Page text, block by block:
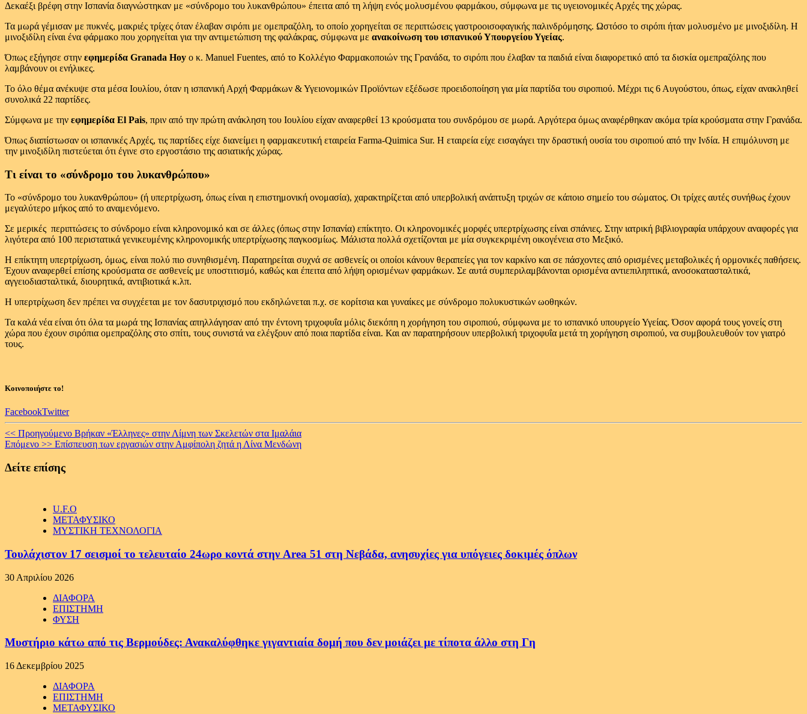
Δεκαέξι βρέφη στην Ισπανία διαγνώστηκαν με «σύνδρομο του λυκανθρώπου» έπειτα από τη λήψη ενός μολυσμένου φαρμάκου, σύμφωνα με τις υγειονομικές Αρχές της χώρας.
Τα μωρά γέμισαν με πυκνές, μακριές τρίχες όταν έλαβαν σιρόπι με ομεπραζόλη, το οποίο χορηγείται σε περιπτώσεις γαστροοισοφαγικής παλινδρόμησης. Ωστόσο το σιρόπι ήταν μολυσμένο με μινοξιδίλη. Η
μινοξιδίλη είναι ένα φάρμακο που χορηγείται για την αντιμετώπιση της φαλάκρας, σύμφωνα με ανακοίνωση του ισπανικού Υπουργείου Υγείας.
Όπως εξήγησε στην εφημερίδα Granada Hoy ο κ. Manuel Fuentes, από το Κολλέγιο Φαρμακοποιών της Γρανάδα, το σιρόπι που έλαβαν τα παιδιά είναι διαφορετικό από τα δισκία ομεπραζόλης που
λαμβάνουν οι ενήλικες.
Το όλο θέμα ανέκυψε στα μέσα Ιουλίου, όταν η ισπανική Αρχή Φαρμάκων & Υγειονομικών Προϊόντων εξέδωσε προειδοποίηση για μία παρτίδα του σιροπιού. Μέχρι τις 6 Αυγούστου, όπως, είχαν ανακληθεί
συνολικά 22 παρτίδες.
Σύμφωνα με την εφημερίδα El Pais, πριν από την πρώτη ανάκληση του Ιουλίου είχαν αναφερθεί 13 κρούσματα του συνδρόμου σε μωρά. Αργότερα όμως αναφέρθηκαν ακόμα τρία κρούσματα στην Γρανάδα.
Όπως διαπίστωσαν οι ισπανικές Αρχές, τις παρτίδες είχε διανείμει η φαρμακευτική εταιρεία Farma-Quimica Sur. Η εταιρεία είχε εισαγάγει την δραστική ουσία του σιροπιού από την Ινδία. Η επιμόλυνση με
την μινοξιδίλη πιστεύεται ότι έγινε στο εργοστάσιο της ασιατικής χώρας.
Τι είναι το «σύνδρομο του λυκανθρώπου»
Το «σύνδρομο του λυκανθρώπου» (ή υπερτρίχωση, όπως είναι η επιστημονική ονομασία), χαρακτηρίζεται από υπερβολική ανάπτυξη τριχών σε κάποιο σημείο του σώματος. Οι τρίχες αυτές συνήθως έχουν
μεγαλύτερο μήκος από το αναμενόμενο.
Σε μερικές περιπτώσεις το σύνδρομο είναι κληρονομικό και σε άλλες (όπως στην Ισπανία) επίκτητο. Οι κληρονομικές μορφές υπερτρίχωσης είναι σπάνιες. Στην ιατρική βιβλιογραφία υπάρχουν αναφορές για
λιγότερα από 100 περιστατικά γενικευμένης κληρονομικής υπερτρίχωσης παγκοσμίως. Μάλιστα πολλά σχετίζονται με μία συγκεκριμένη οικογένεια στο Μεξικό.
Η επίκτητη υπερτρίχωση, όμως, είναι πολύ πιο συνηθισμένη. Παρατηρείται συχνά σε ασθενείς οι οποίοι κάνουν θεραπείες για τον καρκίνο και σε πάσχοντες από ορισμένες μεταβολικές ή ορμονικές παθήσεις.
Έχουν αναφερθεί επίσης κρούσματα σε ασθενείς με υποστιτισμό, καθώς και έπειτα από λήψη ορισμένων φαρμάκων. Σε αυτά συμπεριλαμβάνονται ορισμένα αντιεπιληπτικά, ανοσοκατασταλτικά,
αγγειοδιασταλτικά, διουρητικά, αντιβιοτικά κ.λπ.
Η υπερτρίχωση δεν πρέπει να συγχέεται με τον δασυτριχισμό που εκδηλώνεται π.χ. σε κορίτσια και γυναίκες με σύνδρομο πολυκυστικών ωοθηκών.
Τα καλά νέα είναι ότι όλα τα μωρά της Ισπανίας απηλλάγησαν από την έντονη τριχοφυΐα μόλις διεκόπη η χορήγηση του σιροπιού, σύμφωνα με το ισπανικό υπουργείο Υγείας. Όσον αφορά τους γονείς στη
χώρα που έχουν σιρόπια ομεπραζόλης στο σπίτι, τους συνιστά να ελέγξουν από ποια παρτίδα είναι. Και αν παρατηρήσουν υπερβολική τριχοφυΐα μετά τη χορήγηση σιροπιού, να συμβουλευθούν τον γιατρό
τους.
Κοινοποιήστε το!
FacebookTwitter
Continue
Reading
<< Προηγούμενο Βρήκαν «Έλληνες» στην Λίμνη των Σκελετών στα Ιμαλάια
Επόμενο >> Επίσπευση των εργασιών στην Αμφίπολη ζητά η Λίνα Μενδώνη
Δείτε επίσης
U.F.O
ΜΕΤΑΦΥΣΙΚΟ
ΜΥΣΤΙΚΗ ΤΕΧΝΟΛΟΓΙΑ
Τουλάχιστον 17 σεισμοί το τελευταίο 24ωρο κοντά στην Area 51 στη Νεβάδα, ανησυχίες για υπόγειες δοκιμές όπλων
30 Απριλίου 2026
ΔΙΑΦΟΡΑ
ΕΠΙΣΤΗΜΗ
ΦΥΣΗ
Μυστήριο κάτω από τις Βερμούδες: Ανακαλύφθηκε γιγαντιαία δομή που δεν μοιάζει με τίποτα άλλο στη Γη
16 Δεκεμβρίου 2025
ΔΙΑΦΟΡΑ
ΕΠΙΣΤΗΜΗ
ΜΕΤΑΦΥΣΙΚΟ